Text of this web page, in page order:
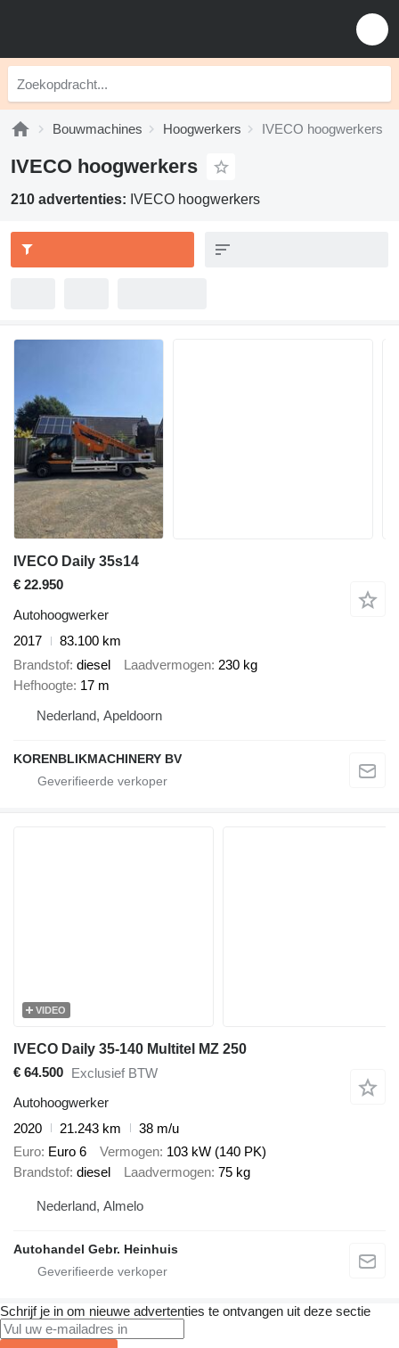
Bouwmachines Hoogwerkers IVECO hoogwerkers
IVECO hoogwerkers
210 advertenties: IVECO hoogwerkers
IVECO Daily 35s14
€ 22.950
Autohoogwerker
2017
83.100 km
Brandstof diesel Laadvermogen 230 kg
Hefhoogte 17 m
Nederland, Apeldoorn
KORENBLIKMACHINERY BV
VIDEO
IVECO Daily 35-140 Multitel MZ 250
€ 64.500 Exclusief BTW
Autohoogwerker
2020
21.243 km
38 m/u
Euro Euro 6 Vermogen 103 kW (140 PK)
Brandstof diesel Laadvermogen 75 kg
Nederland, Almelo
Autohandel Gebr. Heinhuis
Schrijf je in om nieuwe advertenties te ontvangen uit deze sectie